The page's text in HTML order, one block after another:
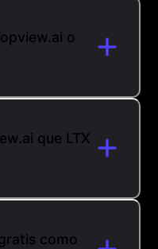
o
que LTX
como